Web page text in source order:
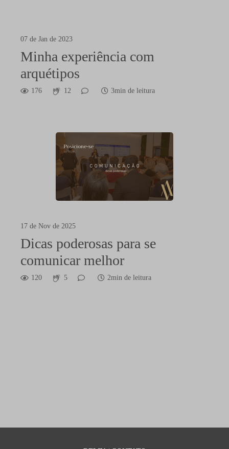
07 de Jan de 2023
Minha experiência com
arquétipos
176 12 3min de leitura
17 de Nov de 2025
Dicas poderosas para se
comunicar melhor
120 5 2min de leitura